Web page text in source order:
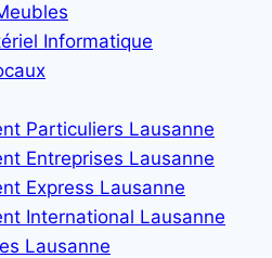
Informatique
Particuliers Lausanne
Entreprises Lausanne
Express Lausanne
International Lausanne
Lausanne